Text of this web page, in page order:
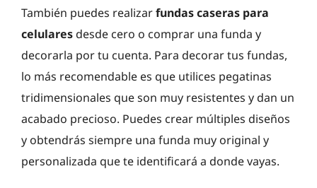
También puedes realizarfundas caseras para
celularesdesde cero o comprar una funda y
decorarla por tu cuenta. Para decorar tus fundas,
lo más recomendable es que utilices pegatinas
tridimensionales que son muy resistentes y dan un
acabado precioso. Puedes crear múltiples diseños
y obtendrás siempre una funda muy original y
personalizada que te identificará a donde vayas.